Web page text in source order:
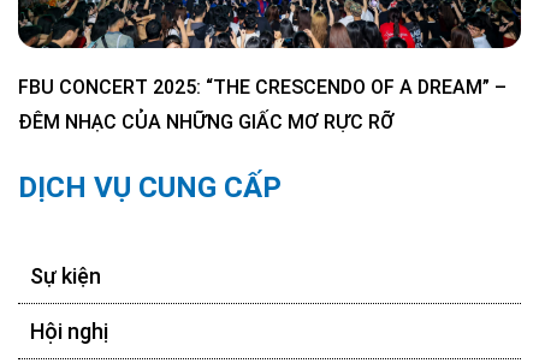
FBU CONCERT 2025: “THE CRESCENDO OF A DREAM” –
ĐÊM NHẠC CỦA NHỮNG GIẤC MƠ RỰC RỠ
DỊCH VỤ CUNG CẤP
Sự kiện
Hội nghị